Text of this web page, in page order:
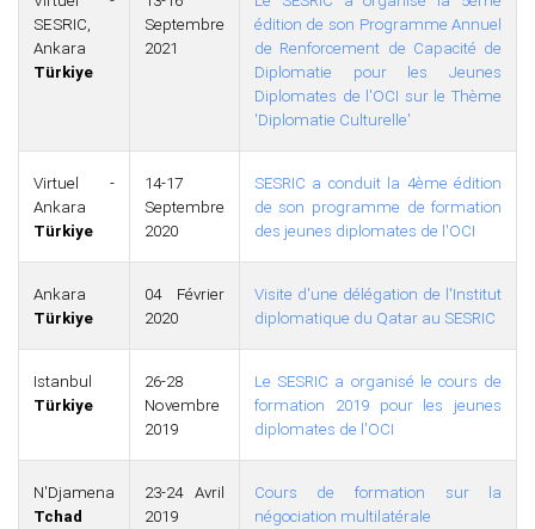
SESRIC,
Ankara
Türkiye
Septembre
2021
édition de son Programme Annuel
de Renforcement de Capacité de
Diplomatie pour les Jeunes
Diplomates de l'OCI sur le Thème
'Diplomatie Culturelle'
Virtuel -
Ankara
Türkiye
14-17
Septembre
2020
SESRIC a conduit la 4ème édition
de son programme de formation
des jeunes diplomates de l'OCI
Ankara
Türkiye
04 Février
2020
Visite d'une délégation de l'Institut
diplomatique du Qatar au SESRIC
Istanbul
Türkiye
26-28
Novembre
2019
Le SESRIC a organisé le cours de
formation 2019 pour les jeunes
diplomates de l'OCI
N'Djamena
Tchad
23-24 Avril
2019
Cours de formation sur la
négociation multilatérale